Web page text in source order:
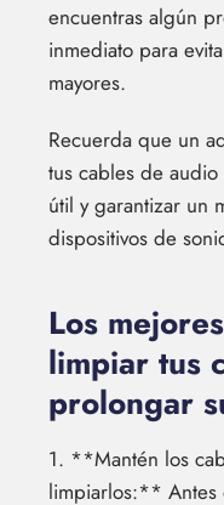
encuentras algún
inmediato para
mayores.
Recuerda que un
tus cables de
útil y garantizar un
dispositivos de
Los
limpiar tus
prolongar
1. **Mantén los
limpiarlos:** Antes